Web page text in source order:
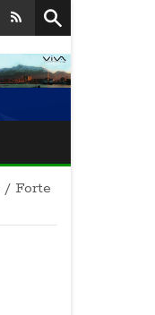
/ Forte